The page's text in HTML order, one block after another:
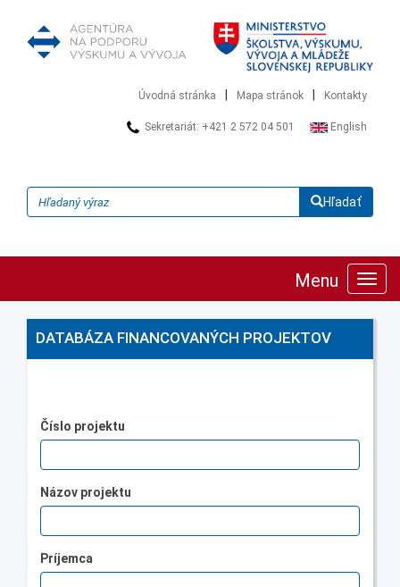
Úvodná stránka Mapa stránok Kontakty
Sekretariát: +421 2 572 04 501 English
Hľadať
Menu
DATABÁZA FINANCOVANÝCH PROJEKTOV
Číslo projektu
Názov projektu
Príjemca